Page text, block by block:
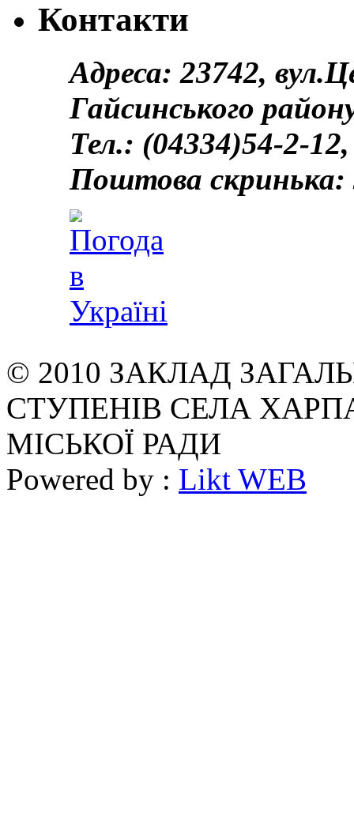
Контакти
Адреса: 23742,
Гайсинського
Тел.: (04334)54-2-
Поштова скринька:
© 2010 ЗАКЛАД
СТУПЕНІВ СЕЛА
МІСЬКОЇ РАДИ
Powered by : Likt WEB